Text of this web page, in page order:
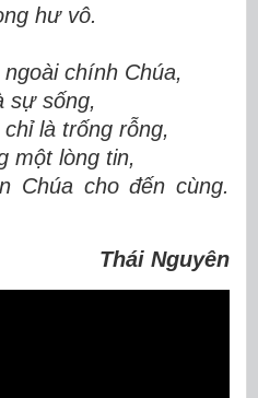
hư vô.
chính Chúa,
sự sống,
là trống rỗng,
một lòng tin,
Chúa cho đến cùng.
Thái Nguyên